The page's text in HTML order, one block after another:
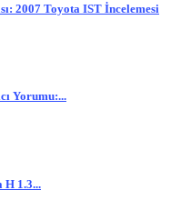
2007 Toyota IST İncelemesi
Yorumu:...
H 1.3...